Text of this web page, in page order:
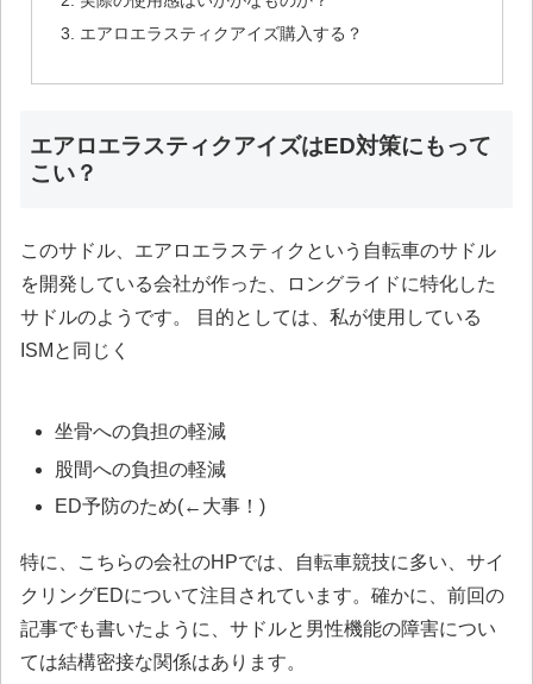
エアロエラスティクアイズ購入する？
エアロエラスティクアイズはED対策にもって
こい？
このサドル、エアロエラスティクという自転車のサドル
を開発している会社が作った、ロングライドに特化した
サドルのようです。 目的としては、私が使用している
ISMと同じく
坐骨への負担の軽減
股間への負担の軽減
ED予防のため(←大事！)
特に、こちらの会社のHPでは、自転車競技に多い、 サイ
クリングEDについて注目されています。確かに、前回の
記事でも書いたように、サドルと男性機能の障害につい
ては結構密接な関係はあります。